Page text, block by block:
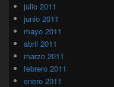
julio 2011
junio 2011
mayo 2011
abril 2011
marzo 2011
febrero 2011
enero 2011